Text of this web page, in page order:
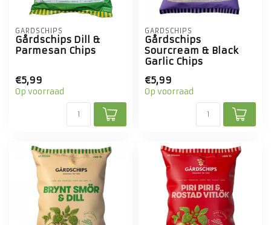
GÅRDSCHIPS
Gårdschips Dill &
Parmesan Chips
€5,99
Op voorraad
GÅRDSCHIPS
Gårdschips
Sourcream & ­Black
Garlic Chips
€5,99
Op voorraad